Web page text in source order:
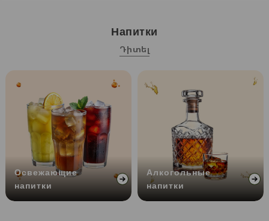
Напитки
Դիտել
Освежающие
напитки
Алкогольные
напитки